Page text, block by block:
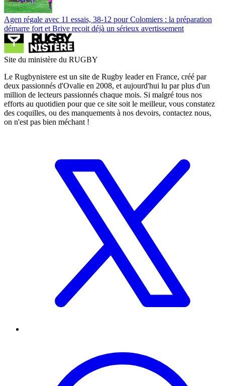
Agen régale avec 11 essais, 38-12 pour Colomiers : la préparation
démarre fort et Brive reçoit déjà un sérieux avertissement
Site du ministère du RUGBY
Le Rugbynistere est un site de Rugby leader en France, créé par
deux passionnés d'Ovalie en 2008, et aujourd'hui lu par plus d'un
million de lecteurs passionnés chaque mois. Si malgré tous nos
efforts au quotidien pour que ce site soit le meilleur, vous constatez
des coquilles, ou des manquements à nos devoirs, contactez nous,
on n'est pas bien méchant !